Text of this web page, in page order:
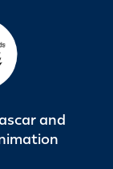
and